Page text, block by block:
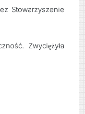
Stowarzyszenie
Zwyciężyła